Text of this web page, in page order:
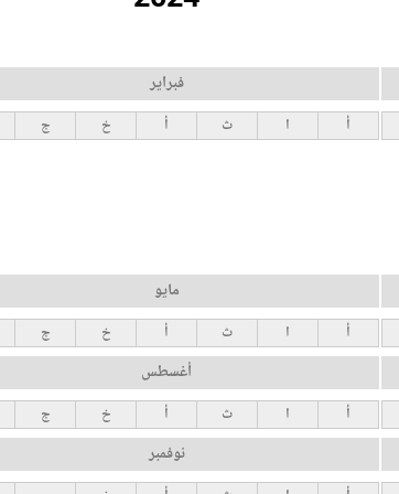
فبراير
أ ا ث أ خ ج
مايو
أ ا ث أ خ ج
أغسطس
أ ا ث أ خ ج
نوفمبر